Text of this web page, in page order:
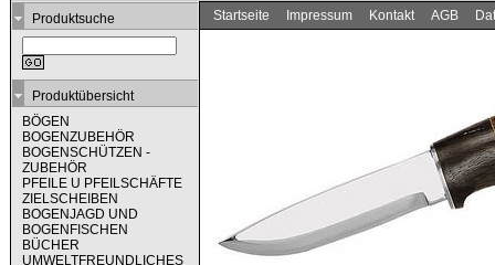
Produktsuche
Produktübersicht
BÖGEN
BOGENZUBEHÖR
BOGENSCHÜTZEN -
ZUBEHÖR
PFEILE U PFEILSCHÄFTE
ZIELSCHEIBEN
BOGENJAGD UND
BOGENFISCHEN
BÜCHER
UMWELTFREUNDLICHES
Startseite Impressum Kontakt AGB